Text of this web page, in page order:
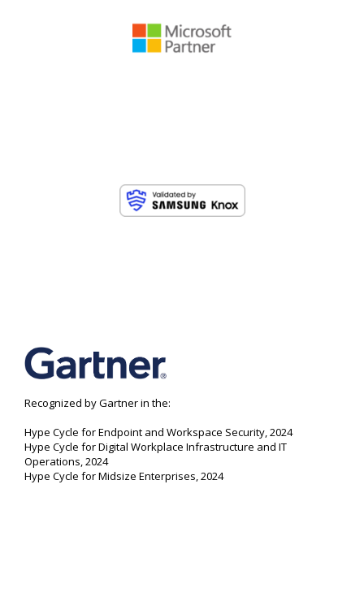
Recognized by Gartner in the:
Hype Cycle for Endpoint and Workspace Security, 2024
Hype Cycle for Digital Workplace Infrastructure and IT
Operations, 2024
Hype Cycle for Midsize Enterprises, 2024